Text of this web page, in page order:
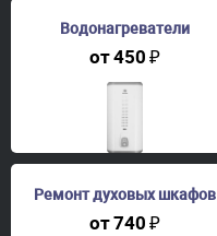
Водонагреватели
от450₽
Ремонт духовых шкафов
от740₽